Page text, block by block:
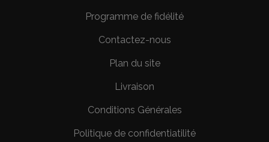
Programme de fidélité
Contactez-nous
Plan du site
Livraison
Conditions Générales
Politique de confidentiatilité